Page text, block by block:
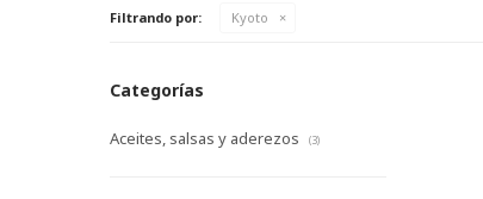
Filtrando por: Kyoto
Categorías
Aceites, salsas y aderezos (3)